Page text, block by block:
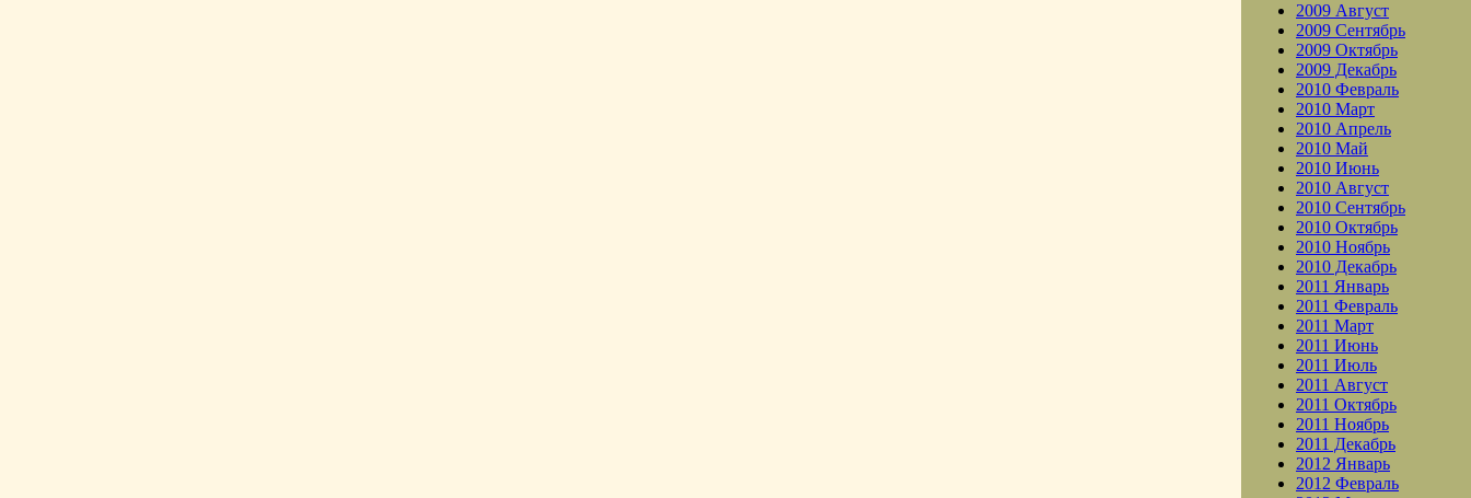
2009 Август
2009 Сентябрь
2009 Октябрь
2009 Декабрь
2010 Февраль
2010 Март
2010 Апрель
2010 Май
2010 Июнь
2010 Август
2010 Сентябрь
2010 Октябрь
2010 Ноябрь
2010 Декабрь
2011 Январь
2011 Февраль
2011 Март
2011 Июнь
2011 Июль
2011 Август
2011 Октябрь
2011 Ноябрь
2011 Декабрь
2012 Январь
2012 Февраль